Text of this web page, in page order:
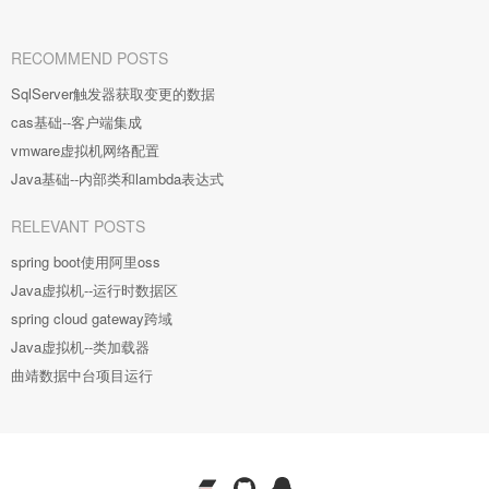
RECOMMEND POSTS
SqlServer触发器获取变更的数据
cas基础--客户端集成
vmware虚拟机网络配置
Java基础--内部类和lambda表达式
RELEVANT POSTS
spring boot使用阿里oss
Java虚拟机--运行时数据区
spring cloud gateway跨域
Java虚拟机--类加载器
曲靖数据中台项目运行